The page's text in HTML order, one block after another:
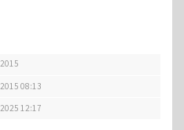
08:13
12:17